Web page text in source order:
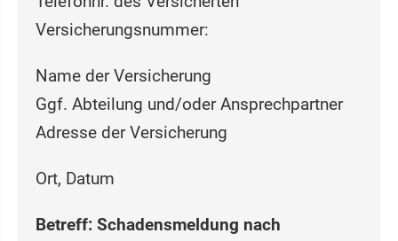
Versicherungsnummer:
Name der Versicherung
Ggf. Abteilung und/oder Ansprechpartner
Adresse der Versicherung
Ort, Datum
Betreff: Schadensmeldung nach